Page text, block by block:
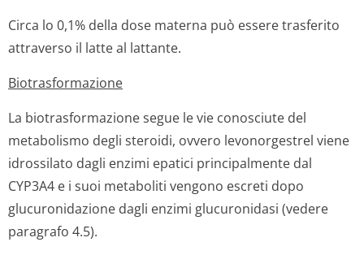
Circa lo 0,1% della dose materna può essere trasferito
attraverso il latte al lattante.
Biotrasformazione
La biotrasformazione segue le vie conosciute del
metabolismo degli steroidi, ovvero levonorgestrel viene
idrossilato dagli enzimi epatici principalmente dal
CYP3A4 e i suoi metaboliti vengono escreti dopo
glucuronidazione dagli enzimi glucuronidasi (vedere
paragrafo 4.5).